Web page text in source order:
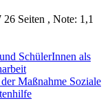
Seiten , Note: 1,1
SchülerInnen als
Maßnahme Soziale